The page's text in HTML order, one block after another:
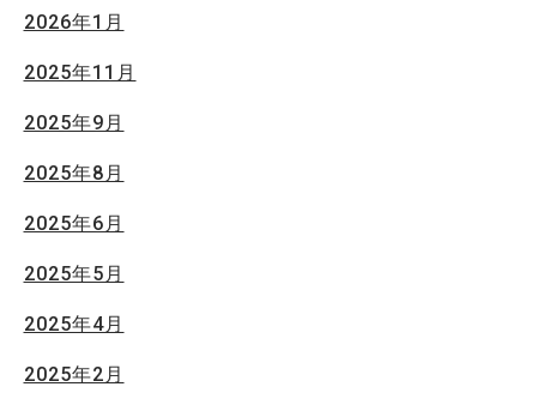
2026年1月
2025年11月
2025年9月
2025年8月
2025年6月
2025年5月
2025年4月
2025年2月